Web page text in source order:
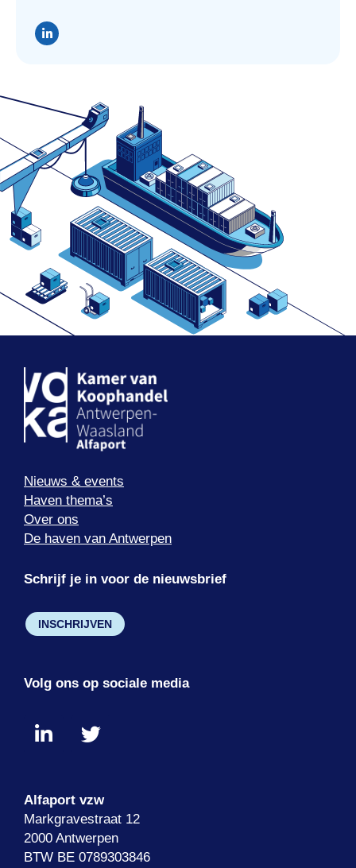
Nieuws & events
Haven thema’s
Over ons
De haven van Antwerpen
Schrijf je in voor de nieuwsbrief
INSCHRIJVEN
Volg ons op sociale media
Alfaport vzw
Markgravestraat 12
2000 Antwerpen
BTW BE 0789303846